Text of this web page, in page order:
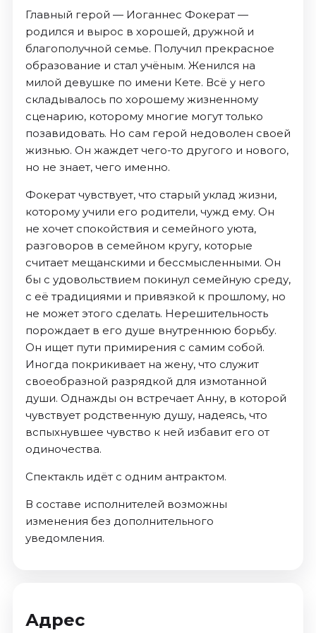
Главный герой — Иоганнес Фокерат —
родился и вырос в хорошей, дружной и
благополучной семье. Получил прекрасное
образование и стал учёным. Женился на
милой девушке по имени Кете. Всё у него
складывалось по хорошему жизненному
сценарию, которому многие могут только
позавидовать. Но сам герой недоволен своей
жизнью. Он жаждет чего-то другого и нового,
но не знает, чего именно.
Фокерат чувствует, что старый уклад жизни,
которому учили его родители, чужд ему. Он
не хочет спокойствия и семейного уюта,
разговоров в семейном кругу, которые
считает мещанскими и бессмысленными. Он
бы с удовольствием покинул семейную среду,
с её традициями и привязкой к прошлому, но
не может этого сделать. Нерешительность
порождает в его душе внутреннюю борьбу.
Он ищет пути примирения с самим собой.
Иногда покрикивает на жену, что служит
своеобразной разрядкой для измотанной
души. Однажды он встречает Анну, в которой
чувствует родственную душу, надеясь, что
вспыхнувшее чувство к ней избавит его от
одиночества.
Спектакль идёт с одним антрактом.
В составе исполнителей возможны
изменения без дополнительного
уведомления.
Адрес